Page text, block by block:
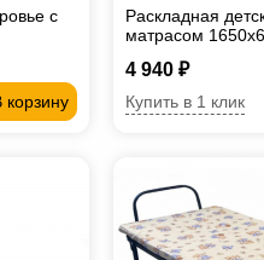
с
корзину
Раскладная
матрасом
4 940 ₽
Купить в 1 клик